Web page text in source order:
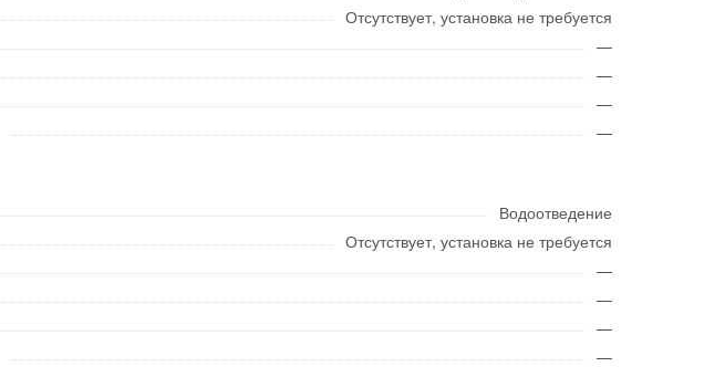
Отсутствует, установка не требуется
—
—
—
—
Водоотведение
Отсутствует, установка не требуется
—
—
—
—